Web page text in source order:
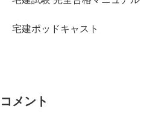
宅建ポッドキャスト
コメント